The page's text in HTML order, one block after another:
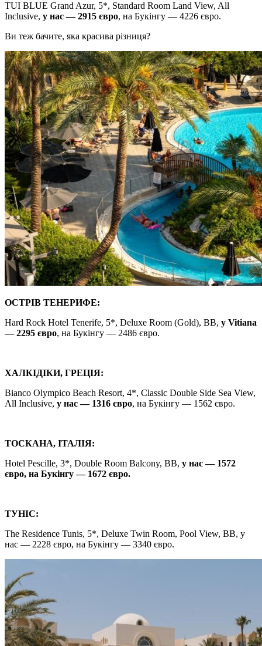
TUI BLUE Grand Azur, 5*, Standard Room Land View, All
Inclusive, у нас — 2915 євро, на Букінгу — 4226 євро.
Ви теж бачите, яка красива різниця?
ОСТРІВ ТЕНЕРИФЕ:
Hard Rock Hotel Tenerife, 5*, Deluxe Room (Gold), BB, у Vitiana
— 2295 євро, на Букінгу — 2486 євро.
ХАЛКІДІКИ, ГРЕЦІЯ:
Bianco Olympico Beach Resort, 4*, Classic Double Side Sea View,
All Inclusive, у нас — 1316 євро, на Букінгу — 1562 євро.
ТОСКАНА, ІТАЛІЯ:
Hotel Pescille, 3*, Double Room Balcony, BB, у нас — 1572
євро, на Букінгу — 1672 євро.
ТУНІС:
The Residence Tunis, 5*, Deluxe Twin Room, Pool View, ВВ, у
нас — 2228 євро, на Букінгу — 3340 євро.